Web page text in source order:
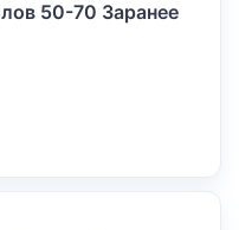
50-70 Заранее